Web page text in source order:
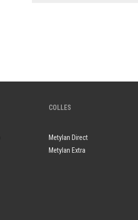
COLLES
Metylan Direct
Metylan Extra